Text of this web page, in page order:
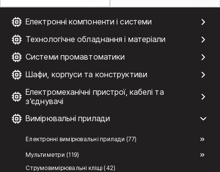
Електронні компоненти і системи
Технологічне обладнання і матеріали
Системи промавтоматики
Шафи, корпуси та конструктиви
Електромеханічні пристрої, кабелі та
з'єднувачі
Вимірювальні прилади
Електронні вимірювальні прилади (77)
Мультиметри (119)
Струмовимірювальні кліщі (42)